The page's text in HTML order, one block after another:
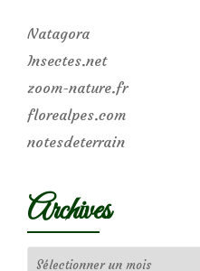
Natagora
Insectes.net
zoom-nature.fr
florealpes.com
notesdeterrain
Archives